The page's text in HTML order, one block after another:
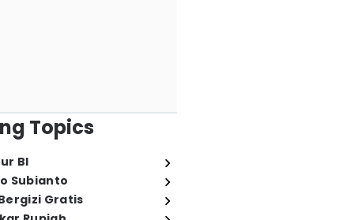
Topics
BI
Subianto
Gratis